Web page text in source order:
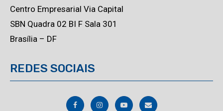
Centro Empresarial Via Capital
SBN Quadra 02 BI F Sala 301
Brasília – DF
REDES SOCIAIS